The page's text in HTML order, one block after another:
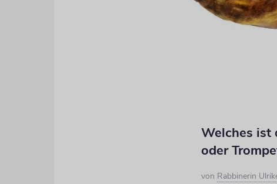
Welches ist
oder
von Rabbinerin